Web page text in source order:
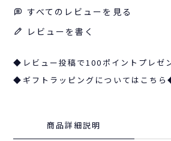
すべてのレビューを見る
レビューを書く
◆レビュー投稿で100ポイントプレゼ
◆ギフトラッピングについてはこち
商品詳細説明